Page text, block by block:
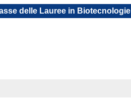
delle Lauree in Biotecnologie